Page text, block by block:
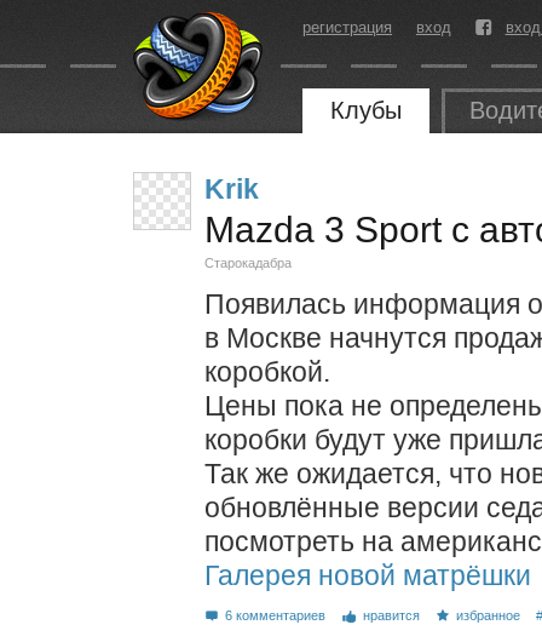
регистрация вход
Клубы
Krik
Mazda 3 Sport с
Старокадабра
Появилась информация
в Москве начнутся
коробкой.
Цены пока не
коробки будут уже
Так же ожидается, что
обновлённые версии
посмотреть на
Галерея новой матрёшки
6 комментариев нравится избранное